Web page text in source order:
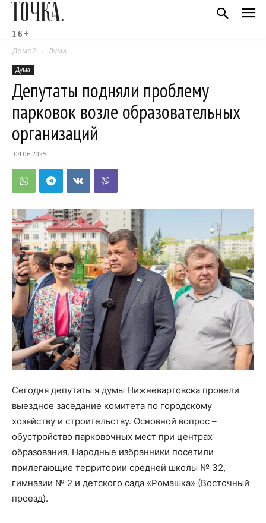
ТОЧКА.
16+
Домой Дума
Дума
Депутаты подняли проблему
парковок возле образовательных
организаций
04.06.2025
Сегодня депутаты я думы Нижневартовска провели
выездное заседание комитета по городскому
хозяйству и строительству. Основной вопрос –
обустройство парковочных мест при центрах
образования. Народные избранники посетили
прилегающие территории средней школы № 32,
гимназии № 2 и детского сада «Ромашка» (Восточный
проезд).